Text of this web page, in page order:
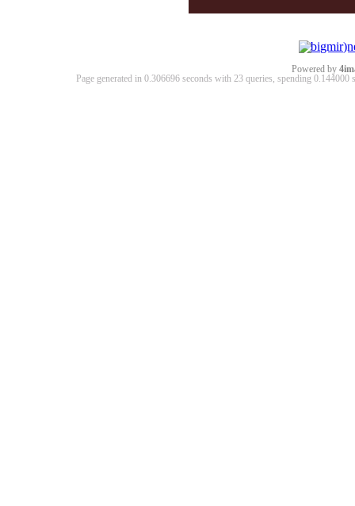
Powered by
Page generated in 0.306696 seconds with 23 queries, spending